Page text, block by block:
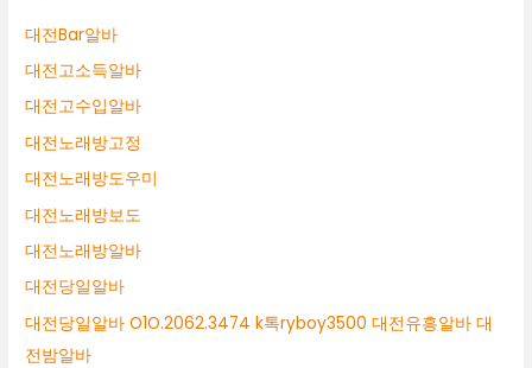
대전Bar알바
대전고소득알바
대전고수입알바
대전노래방고정
대전노래방도우미
대전노래방보도
대전노래방알바
대전당일알바
대전당일알바 O1O.2062.3474 k톡ryboy3500 대전유흥알바 대
전밤알바